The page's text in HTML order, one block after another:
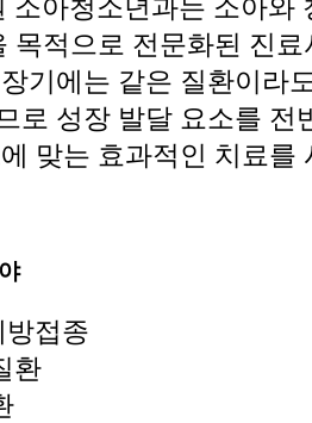
소아청소년과는 소아와
목적으로 전문화된 진
기에는 같은 질환이라
로 성장 발달 요소를 전
맞는 효과적인 치료를
방접종
환